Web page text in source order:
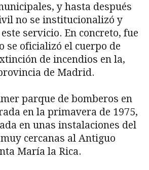
y hasta después
no se institucionalizó y
servicio. En concreto, fue
se oficializó el cuerpo de
de incendios en la,
de Madrid.
parque de bomberos en
en la primavera de 1975,
en unas instalaciones del
cercanas al Antiguo
María la Rica.